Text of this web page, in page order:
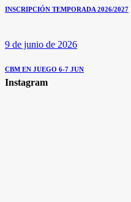
INSCRIPCIÓN TEMPORADA 2026/2027
9 de junio de 2026
CBM EN JUEGO 6-7 JUN
Instagram